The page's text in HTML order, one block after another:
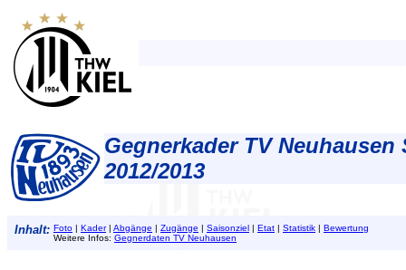
Gegnerkader TV Neuhausen
2012/2013
Inhalt: Foto | Kader| Abgänge | Zugänge | Saisonziel | Etat | Statistik | Bewertung
Weitere Infos: Gegnerdaten TV Neuhausen